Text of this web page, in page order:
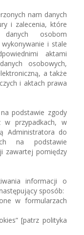
nam danych
i zalecenia, które
osobom
i stale
aktami
osobowych,
a także
i aktach prawa
podstawie zgody
w przypadkach, w
Administratora do
na podstawie
zawartej pomiędzy
informacji o
sposób:
w formularzach
[patrz polityka